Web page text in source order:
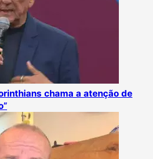
chama a atenção de